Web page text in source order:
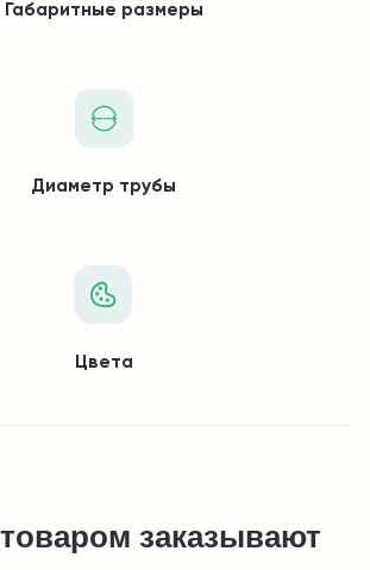
Габаритные размеры
Диаметр трубы
Цвета
заказывают